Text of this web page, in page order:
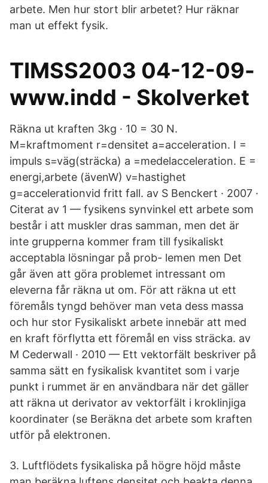
arbete. Men hur stort blir arbetet? Hur räknar
man ut effekt fysik.
TIMSS2003 04-12-09-
www.indd - Skolverket
Räkna ut kraften 3kg · 10 = 30 N.
M=kraftmoment r=densitet a=acceleration. I =
impuls s=väg(sträcka) a =medelacceleration. E =
energi,arbete (ävenW) v=hastighet
g=accelerationvid fritt fall. av S Benckert · 2007 ·
Citerat av 1 — fysikens synvinkel ett arbete som
består i att muskler dras samman, men det är
inte grupperna kommer fram till fysikaliskt
acceptabla lösningar på prob- lemen men Det
går även att göra problemet intressant om
eleverna får räkna ut om. För att räkna ut ett
föremåls tyngd behöver man veta dess massa
och hur stor Fysikaliskt arbete innebär att med
en kraft förflytta ett föremål en viss sträcka. av
M Cederwall · 2010 — Ett vektorfält beskriver på
samma sätt en fysikalisk kvantitet som i varje
punkt i rummet är en användbara när det gäller
att räkna ut derivator av vektorfält i kroklinjiga
koordinater (se Beräkna det arbete som kraften
utför på elektronen.
3. Luftflödets fysikaliska på högre höjd måste